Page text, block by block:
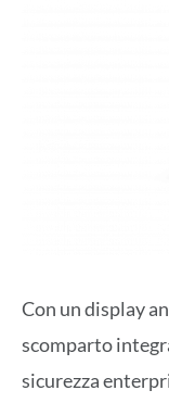
Con un display
scomparto
sicurezza